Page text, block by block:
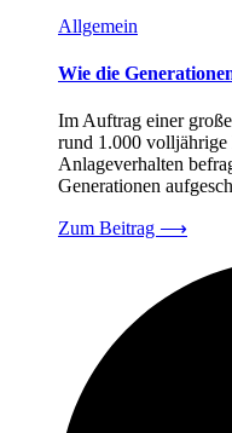
Allgemein
Wie die
Im Auftrag einer
rund 1.000 volljährige
Anlageverhalten
Generationen
Zum Beitrag ⟶